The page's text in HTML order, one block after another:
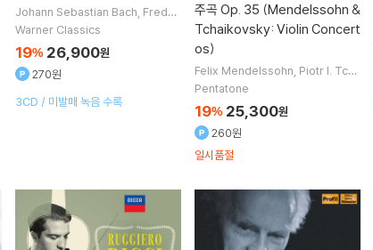
Johann Sebastian Bach Frederi
c Chopin Sergei Rachmaninov
Warner Classics
19% 26,900원
270원
3CD / 미발매 녹음 수록
주곡 Op. 35 (Mendelssohn &
Tchaikovsky: Violin Concert
os)
Felix Mendelssohn Piotr I. Tcha
ikovsky작곡
명
Pentatone
19% 25,300원
260원
일시품절